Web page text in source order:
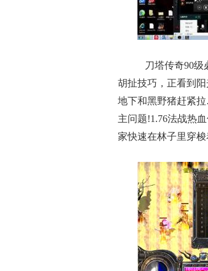
刀塔传奇90级
胡扯技巧，正看到
地下和黑野猪赶紧
主问题!1.76法战热
家快速在林子里穿